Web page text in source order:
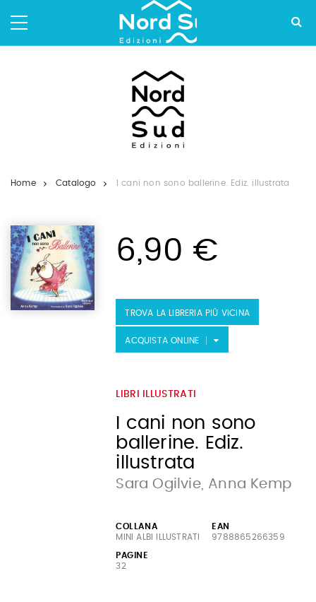
Home Catalogo I cani non sono ballerine. Ediz. illustrata
6,90 €
TROVA LA LIBRERIA PIÙ VICINA
ACQUISTA ONLINE
LIBRI ILLUSTRATI
I cani non sono
ballerine. Ediz.
illustrata
Sara Ogilvie, Anna Kemp
COLLANA
MINI ALBI ILLUSTRATI
EAN
9788865266359
PAGINE
32